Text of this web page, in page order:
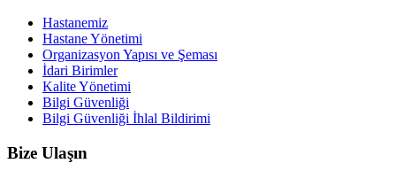
Hastanemiz
Hastane Yönetimi
Organizasyon Yapısı ve Şeması
İdari Birimler
Kalite Yönetimi
Bilgi Güvenliği
Bilgi Güvenliği İhlal Bildirimi
Bize Ulaşın